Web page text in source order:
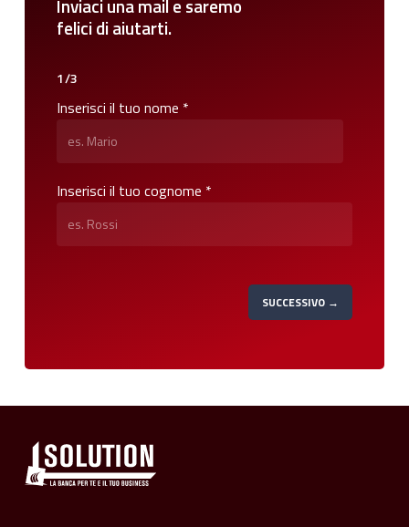
Inviaciunamaile saremo
felicidiaiutarti.
1/3
Inserisci il tuo nome *
Inserisci il tuo cognome *
SUCCESSIVO →